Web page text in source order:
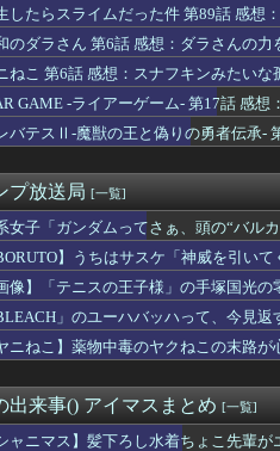
でしか使えないザクってなんの役に
ーク、去る！！！！
ャゲの男性用水着を着用した男の娘、
ムコレクティブルズ「コブラ スペシ
中なら誰と付き合いたい？
バーサリーエキスパンションパック
メのビームさん、攻撃にも防御にも使
ーク】敵の精神攻撃がきつすぎる…
な女上司が残業後に………。
ん、中国韓国と比べて身長が低かった
ぎるんだが異端か？
ンオフ漫画、「超かぐやメシ」連載決
の伊達朱里紗さん、結婚を発表！！！
娘の誕生日？せや影分身送ったろ！
ア】旅行コーデが可愛すぎると話題に
の王子様」の手塚国光の零式サーブ、
ち「メイド喫茶やってま〜す♡ぜひい
】ロボ道「エヴァンゲリオン弐号機
金曜ロードショーで地上波初放送決定
したらスライムだった件 第89話 感想
のダラさん 第6話 感想：ダラさんの
ねこ 第6話 感想：スナフキンみたい
GAME -ライアーゲーム- 第17話 感想
バテスⅡ-魔獣の王と偽りの勇者伝承-
プ放送局 [一覧]
女子「ガンダムってさぁ、頭の“バル
】うちはサスケ「神威を引い
像】「テニスの王子様」の手塚国光
」のユーハバッハって、今見
ニねこ】薬物中毒のヤクねこの末路が
出来事() アイマスまとめ [一覧]
ャニマス】髪下ろし水着ちょこ先輩が